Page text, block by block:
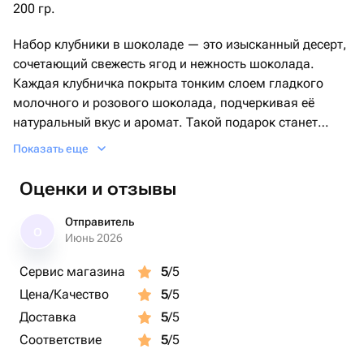
200 гр.
Набор клубники в шоколаде — это изысканный десерт,
сочетающий свежесть ягод и нежность шоколада.
Каждая клубничка покрыта тонким слоем гладкого
молочного и розового шоколада, подчеркивая её
натуральный вкус и аромат. Такой подарок станет
прекрасным дополнением к романтическому вечеру
идеально подходит как для индивидуального
лакомства, так и для угощения гостей. Этот продукт
подарит незабываемые впечатления и оставит
приятные воспоминания о моментах наслаждения
Показать еще
Оценки и отзывы
Отправитель
Июнь 2026
Сервис магазина 5/5
Цена/Качество
5/5
Доставка
5/5
Соответствие
5/5